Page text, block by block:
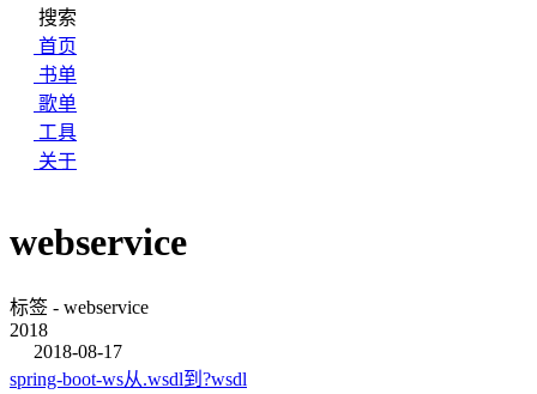
搜索
首页
书单
歌单
工具
关于
webservice
标签 - webservice
2018
2018-08-17
spring-boot-ws从.wsdl到?wsdl